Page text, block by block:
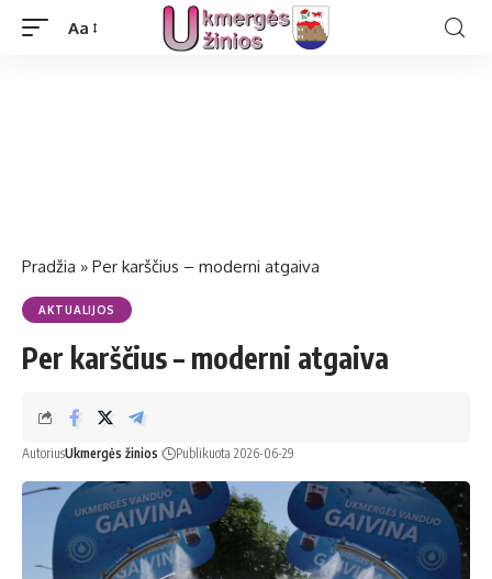
Aa
Pradžia » Per karščius – moderni atgaiva
AKTUALIJOS
Per karščius – moderni atgaiva
AutoriusUkmergės žinios Publikuota 2026-06-29